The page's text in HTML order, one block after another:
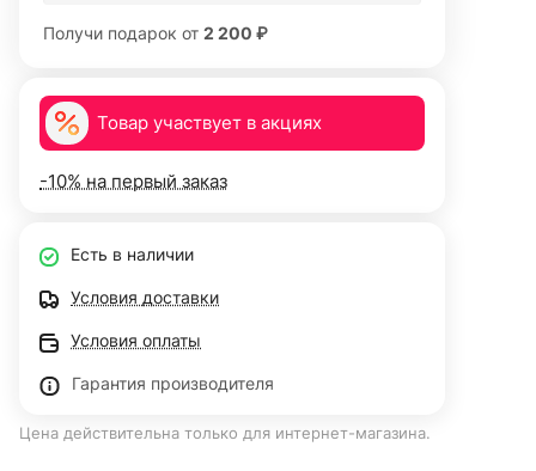
Получи подарок от 2 200 ₽
Товар участвует в акциях
-10% на первый заказ
Есть в наличии
Условия доставки
Условия оплаты
Гарантия производителя
Цена действительна только для интернет-магазина.